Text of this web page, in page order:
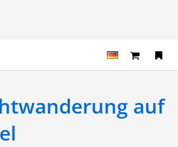
auf